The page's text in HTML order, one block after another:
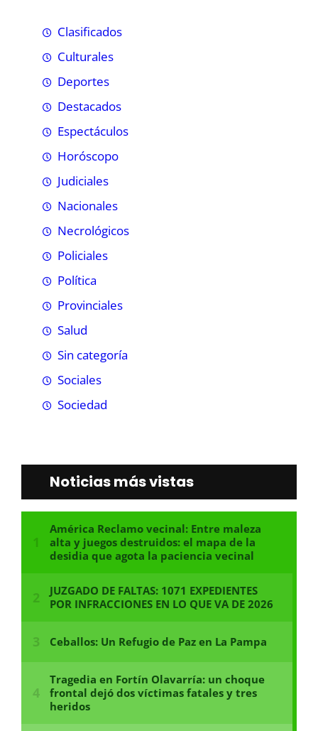
Clasificados
Culturales
Deportes
Destacados
Espectáculos
Horóscopo
Judiciales
Nacionales
Necrológicos
Policiales
Política
Provinciales
Salud
Sin categoría
Sociales
Sociedad
Noticias más vistas